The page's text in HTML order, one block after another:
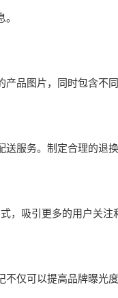
产品图片，同时包含不
送服务。制定合理的退
，吸引更多的用户关注
不仅可以提高品牌曝光